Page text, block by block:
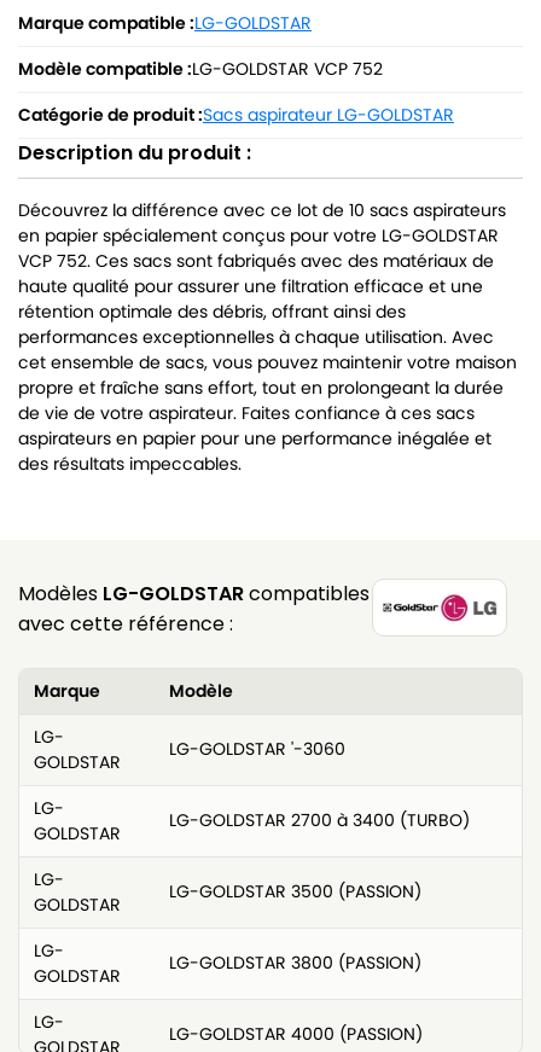
Marque compatible :LG-GOLDSTAR
Modèle compatible :LG-GOLDSTAR VCP 752
Catégorie de produit :Sacs aspirateur LG-GOLDSTAR
Description du produit :
Découvrez la différence avec ce lot de 10 sacs aspirateurs
en papier spécialement conçus pour votre LG-GOLDSTAR
VCP 752. Ces sacs sont fabriqués avec des matériaux de
haute qualité pour assurer une filtration efficace et une
rétention optimale des débris, offrant ainsi des
performances exceptionnelles à chaque utilisation. Avec
cet ensemble de sacs, vous pouvez maintenir votre maison
propre et fraîche sans effort, tout en prolongeant la durée
de vie de votre aspirateur. Faites confiance à ces sacs
aspirateurs en papier pour une performance inégalée et
des résultats impeccables.
Modèles LG-GOLDSTARcompatibles
avec cette référence :
Marque
Modèle
LG-
GOLDSTAR
LG-GOLDSTAR '-3060
LG-
GOLDSTAR
LG-GOLDSTAR 2700 à 3400 (TURBO)
LG-
GOLDSTAR
LG-GOLDSTAR 3500 (PASSION)
LG-
GOLDSTAR
LG-GOLDSTAR 3800 (PASSION)
LG-
GOLDSTAR
LG-GOLDSTAR 4000 (PASSION)